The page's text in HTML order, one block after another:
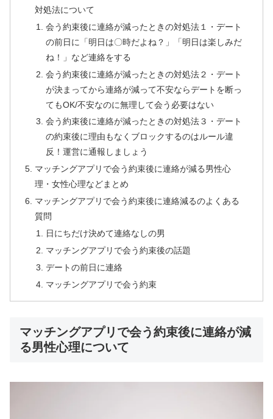
対処法について
会う約束後に連絡が減ったときの対処法１・デート
の前日に「明日は〇時だよね？」「明日は楽しみだ
ね！」など連絡をする
会う約束後に連絡が減ったときの対処法２・デート
が決まってから連絡が減って不安ならデートを断っ
てもOK/不安なのに無理して会う必要はない
会う約束後に連絡が減ったときの対処法３・デート
の約束後に理由もなくブロックするのはルール違
反！運営に通報しましょう
マッチングアプリで会う約束後に連絡が減る男性心
理・女性心理などまとめ
マッチングアプリで会う約束後に連絡減るのよくある
質問
日にちだけ決めて連絡なしの男
マッチングアプリで会う約束後の話題
デートの前日に連絡
マッチングアプリで会う約束
マッチングアプリで会う約束後に連絡が減
る男性心理について